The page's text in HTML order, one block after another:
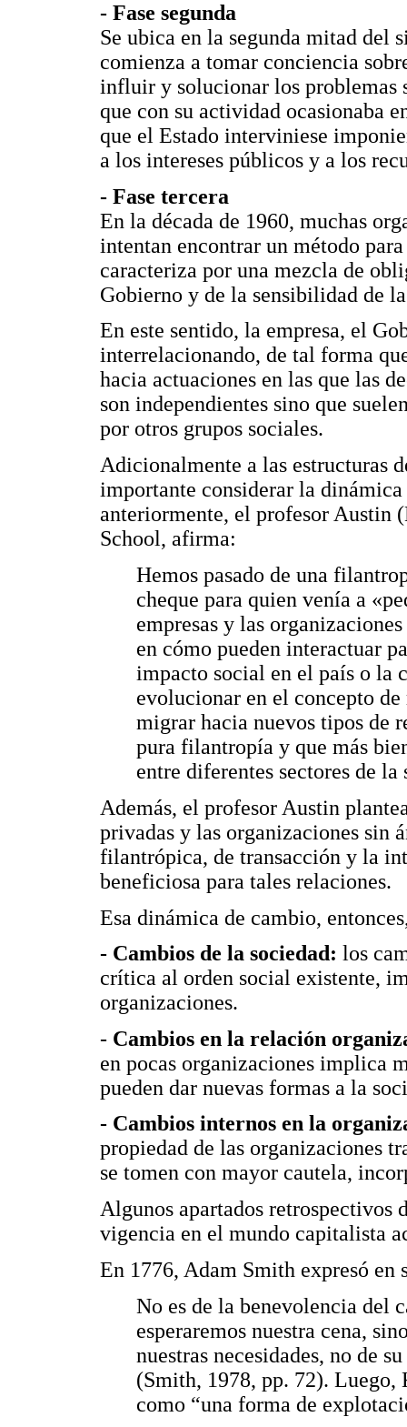
- Fase segunda
Se ubica en la segunda mitad del
comienza a tomar conciencia
influir y solucionar los problemas
que con su actividad ocasionaba
que el Estado interviniese
a los intereses públicos y a los
- Fase tercera
En la década de 1960, muchas
intentan encontrar un método
caracteriza por una mezcla de
Gobierno y de la sensibilidad de
En este sentido, la empresa, el
interrelacionando, de tal forma
hacia actuaciones en las que las
son independientes sino que
por otros grupos sociales.
Adicionalmente a las estructuras
importante considerar la
anteriormente, el profesor Austin
School, afirma:
Hemos pasado de una
cheque para quien venía a
empresas y las
en cómo pueden interactuar
impacto social en el país o la
evolucionar en el concepto
migrar hacia nuevos tipos de
pura filantropía y que más
entre diferentes sectores de la
Además, el profesor Austin
privadas y las organizaciones sin
filantrópica, de transacción y la
beneficiosa para tales relaciones.
Esa dinámica de cambio,
- Cambios de la sociedad: los
crítica al orden social existente,
organizaciones.
- Cambios en la relación
en pocas organizaciones implica
pueden dar nuevas formas a la
- Cambios internos en la
propiedad de las organizaciones
se tomen con mayor cautela,
Algunos apartados
vigencia en el mundo capitalista
En 1776, Adam Smith expresó
No es de la benevolencia del
esperaremos nuestra cena,
nuestras necesidades, no de
(Smith, 1978, pp. 72).
como “una forma de